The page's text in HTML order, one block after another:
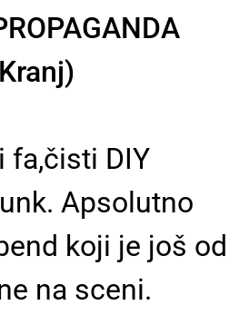
fa,čisti DIY
Apsolutno
koji je još od
na sceni.